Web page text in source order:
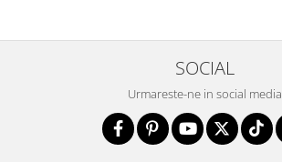
SOCIAL
Urmareste-ne in social media